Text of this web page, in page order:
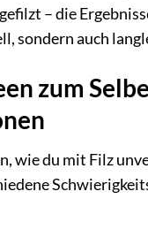
– die
sondern auch
zum
wie du mit Filz